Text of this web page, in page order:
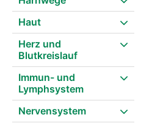
Haut
Herz und
Blutkreislauf
Immun- und
Lymphsystem
Nervensystem